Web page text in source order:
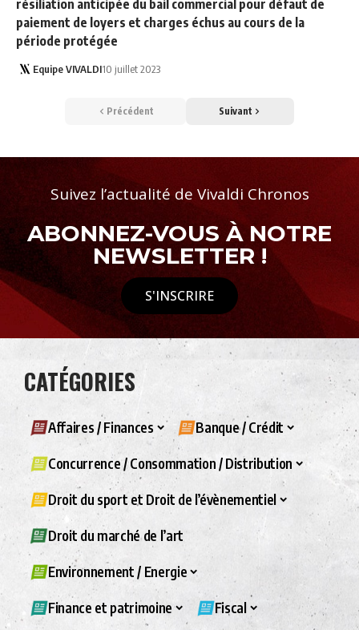
résiliation anticipée du bail commercial pour défaut de
paiement de loyers et charges échus au cours de la
période protégée
Equipe VIVALDI10 juillet 2023
Précédent Suivant
Suivez l’actualité de Vivaldi Chronos
ABONNEZ-VOUS À NOTRE
NEWSLETTER !
S'INSCRIRE
CATÉGORIES
Affaires / Finances Banque / Crédit
Concurrence / Consommation / Distribution
Droit du sport et Droit de l’évènementiel
Droit du marché de l’art
Environnement / Energie
Finance et patrimoine Fiscal